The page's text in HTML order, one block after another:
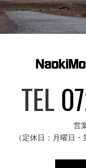
TEL
営
（定休日：月曜日